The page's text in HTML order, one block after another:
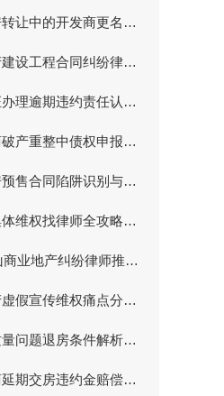
昆山一手房转让中的开发商更名纠纷律师解决路径详解
昆山房地产建设工程合同纠纷律师实战经验与案例解析
昆山房产证办理逾期违约责任认定与律师诉讼策略
昆山开发商破产重整中债权申报流程与律师代理方案
昆山商品房预售合同陷阱识别与律师陪购审查服务详解
昆山业主集体维权找律师全攻略：费用、流程与胜诉率
2026年昆山商业地产纠纷律师推荐排行及办案实务解析
昆山房地产虚假宣传维权痛点分析与专业律师解决方案
昆山新房质量问题退房条件解析及律师处理效果评估
昆山开发商延期交房违约金赔偿标准与律师维权方案